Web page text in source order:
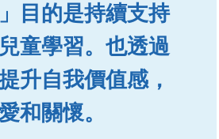
目的是持續支持
童學習。也透過
升自我價值感，
和關懷。